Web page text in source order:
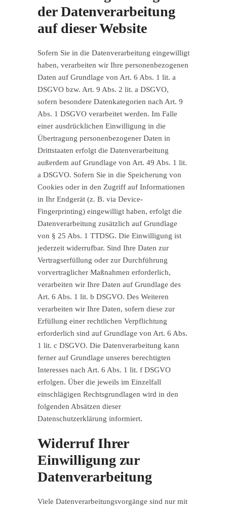
der Datenverarbeitung
auf dieser Website
Sofern Sie in die Datenverarbeitung eingewilligt
haben, verarbeiten wir Ihre personenbezogenen
Daten auf Grundlage von Art. 6 Abs. 1 lit. a
DSGVO bzw. Art. 9 Abs. 2 lit. a DSGVO,
sofern besondere Datenkategorien nach Art. 9
Abs. 1 DSGVO verarbeitet werden. Im Falle
einer ausdrücklichen Einwilligung in die
Übertragung personenbezogener Daten in
Drittstaaten erfolgt die Datenverarbeitung
außerdem auf Grundlage von Art. 49 Abs. 1 lit.
a DSGVO. Sofern Sie in die Speicherung von
Cookies oder in den Zugriff auf Informationen
in Ihr Endgerät (z. B. via Device-
Fingerprinting) eingewilligt haben, erfolgt die
Datenverarbeitung zusätzlich auf Grundlage
von § 25 Abs. 1 TTDSG. Die Einwilligung ist
jederzeit widerrufbar. Sind Ihre Daten zur
Vertragserfüllung oder zur Durchführung
vorvertraglicher Maßnahmen erforderlich,
verarbeiten wir Ihre Daten auf Grundlage des
Art. 6 Abs. 1 lit. b DSGVO. Des Weiteren
verarbeiten wir Ihre Daten, sofern diese zur
Erfüllung einer rechtlichen Verpflichtung
erforderlich sind auf Grundlage von Art. 6 Abs.
1 lit. c DSGVO. Die Datenverarbeitung kann
ferner auf Grundlage unseres berechtigten
Interesses nach Art. 6 Abs. 1 lit. f DSGVO
erfolgen. Über die jeweils im Einzelfall
einschlägigen Rechtsgrundlagen wird in den
folgenden Absätzen dieser
Datenschutzerklärung informiert.
Widerruf Ihrer
Einwilligung zur
Datenverarbeitung
Viele Datenverarbeitungsvorgänge sind nur mit